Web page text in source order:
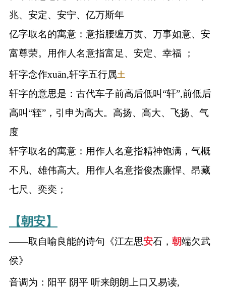
兆、安定、安宁、亿万斯年
亿字取名的寓意：意指腰缠万贯、万事如意、安
富尊荣。用作人名意指富足、安定、幸福 ；
轩字念作xuān,轩字五行属土
轩字的意思是：古代车子前高后低叫“轩”,前低后
高叫“轾”，引申为高大。高扬、高大、飞扬、气
度
轩字取名的寓意：用作人名意指精神饱满，气概
不凡、雄伟高大。用作人名意指俊杰廉悍、昂藏
七尺、奕奕；
【朝安】
——取自喻良能的诗句《江左思安石， 朝端欠武
侯》
音调为：阳平 阴平 听来朗朗上口又易读,